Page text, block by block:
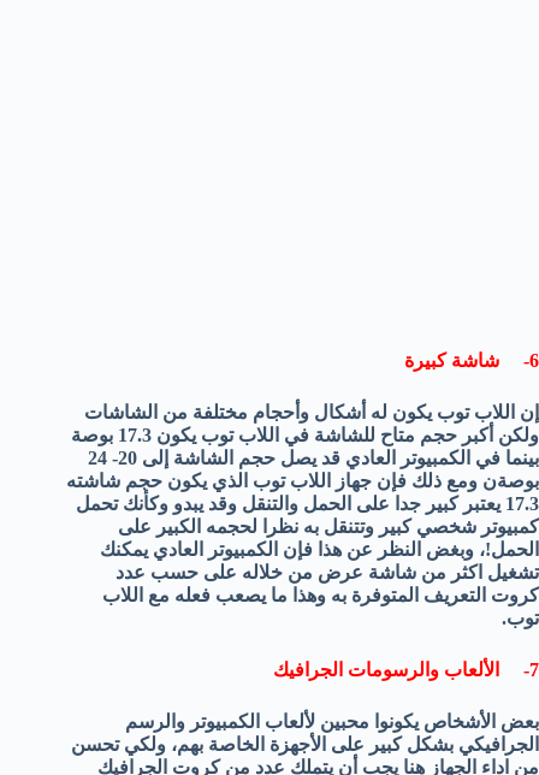
6- شاشة كبيرة
إن اللاب توب يكون له أشكال وأحجام مختلفة من الشاشات
ولكن أكبر حجم متاح للشاشة في اللاب توب يكون 17.3 بوصة
بينما في الكمبيوتر العادي قد يصل حجم الشاشة إلى 20- 24
بوصةن ومع ذلك فإن جهاز اللاب توب الذي يكون حجم شاشته
17.3 يعتبر كبير جدا على الحمل والتنقل وقد يبدو وكأنك تحمل
كمبيوتر شخصي كبير وتتنقل به نظرا لحجمه الكبير على
الحمل!، وبغض النظر عن هذا فإن الكمبيوتر العادي يمكنك
تشغيل اكثر من شاشة عرض من خلاله على حسب عدد
كروت التعريف المتوفرة به وهذا ما يصعب فعله مع اللاب
توب.
7- الألعاب والرسومات الجرافيك
بعض الأشخاص يكونوا محبين لألعاب الكمبيوتر والرسم
الجرافيكي بشكل كبير على الأجهزة الخاصة بهم، ولكي تحسن
من اداء الجهاز هنا يجب أن يتملك عدد من كروت الجرافيك